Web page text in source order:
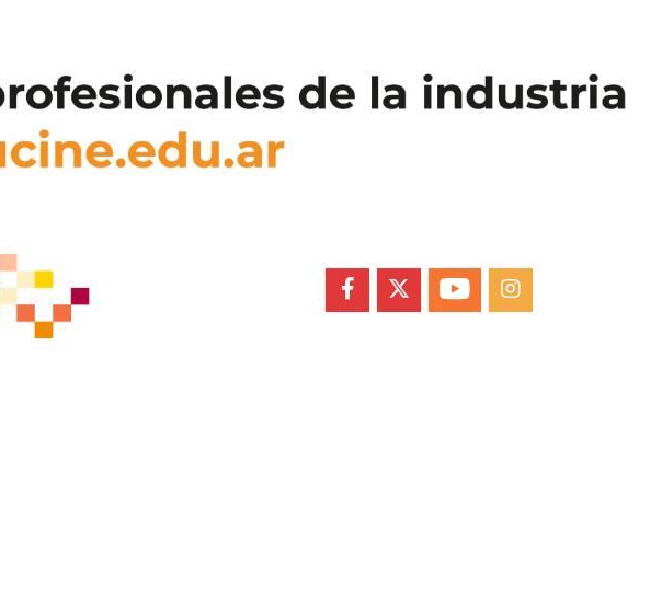
FACEBOOKYOUTUBEINSTAGRAM